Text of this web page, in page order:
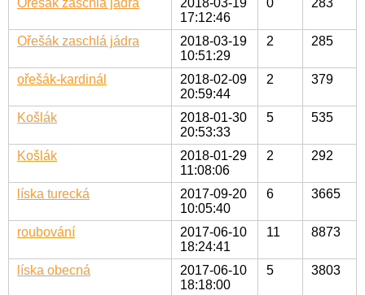
Ořešák zaschlá jádra
2018-03-19
17:12:46
0 283
Ořešák zaschlá jádra
2018-03-19
10:51:29
2 285
ořešák-kardinál
2018-02-09
20:59:44
2 379
Košlák
2018-01-30
20:53:33
5 535
Košlák
2018-01-29
11:08:06
2 292
líska turecká
2017-09-20
10:05:40
6 3665
roubování
2017-06-10
18:24:41
11 8873
líska obecná
2017-06-10
18:18:00
5 3803